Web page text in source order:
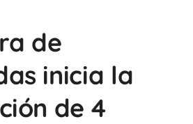
de
inicia la
de 4